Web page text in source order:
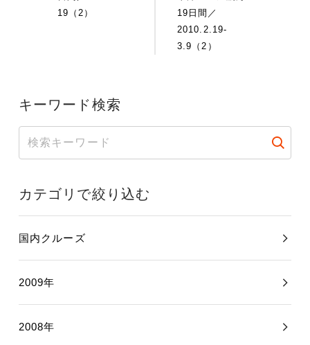
19（2）
19日間／
2010.2.19-
3.9（2）
キーワード検索
カテゴリで絞り込む
国内クルーズ
2009年
2008年